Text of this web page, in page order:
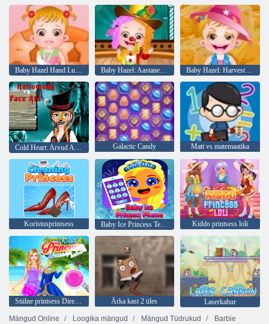
Baby Hazel Hand Luumurd Baby Hazel: Aastane koolipäev Baby Hazel: Harvest Festival
Galactic Candy Matt vs matemaatika
Koristusprintsess Baby Ice Princess Telefon Kiddo printsess loli
Stiilne printsess Direp ja meik Ärka kast 2 üles
Laserkahur
Mängud Online
Loogika mängud Mängud Tüdrukud
Barbie